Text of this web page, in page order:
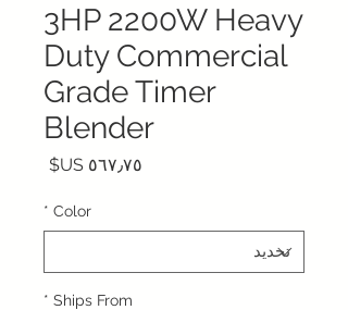
3HP 2200W Heavy
Duty Commercial
Grade Timer
Blender
Color
*
Ships From
*